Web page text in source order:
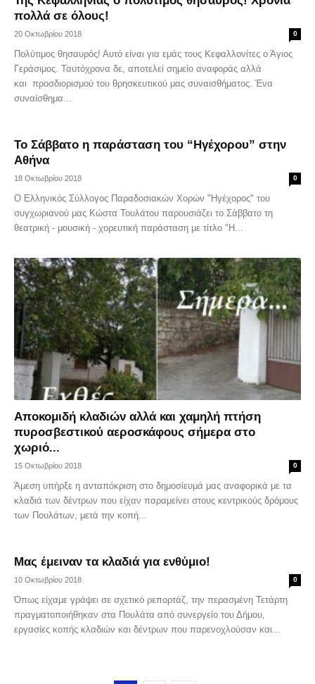
πολλά σε όλους!
20 Οκτωβρίου 2018 0
Πολύτιμος θησαυρός! Αυτό είναι για εμάς τους Κεφαλλονίτες ο Άγιος
Γεράσιμος. Ταυτόχρονα δε, αποτελεί σημείο αναφοράς αλλά
και προσδιορισμού του θρησκευτικού μας συναισθήματος. Ένα
συναίσθημα...
Το Σάββατο η παράσταση του “Ηγέχορου” στην
Αθήνα
18 Οκτωβρίου 2018 0
Ο Ελληνικός Σύλλογος Παραδοσιακών Χορών "Ηγέχορος" του
συγχωριανού μας Κώστα Τουλάτου παρουσιάζει το Σάββατο τη
θεατρική - μουσική - χορευτική παράσταση με τίτλο "Η...
Αποκομιδή κλαδιών αλλά και χαμηλή πτήση
πυροσβεστικού αεροσκάφους σήμερα στο
χωριό...
15 Οκτωβρίου 2018 0
Άμεση υπήρξε η ανταπόκριση στο δημοσίευμά μας αναφορικά με τα
κλαδιά των δέντρων που είχαν παραμείνει στους κεντρικούς δρόμους
των Πουλάτων, μετά την κοπή...
Μας έμειναν τα κλαδιά για ενθύμιο!
10 Οκτωβρίου 2018 0
Όπως είχαμε γράψει σε σχετικό ρεπορτάζ, την περασμένη Τετάρτη
πραγματοποιήθηκαν στα Πουλάτα από συνεργείο του Δήμου,
εργασίες κοπής κλαδιών και δέντρων που παρενοχλούσαν και...